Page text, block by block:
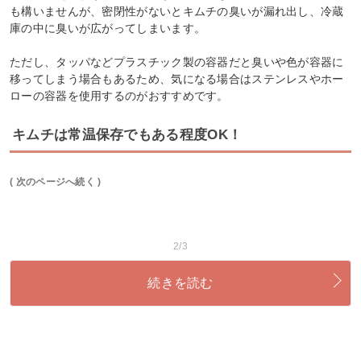
も構いませんが、密閉性がないとキムチの臭いが漏れ出し、冷蔵
庫の中に臭いが広がってしまいます。
ただし、タッパなどプラスチック製の容器だと臭いや色が容器に
移ってしまう場合もあるため、気になる場合はステンレスやホー
ローの容器を使用するのがおすすめです。
キムチは常温保存でもある程度OK！
( 次のページへ続く )
2/3
続きを読む